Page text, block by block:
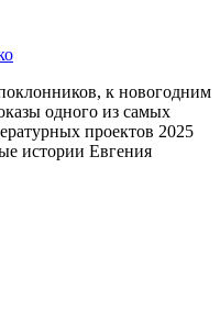
к новогодним
одного из самых
проектов 2025
истории Евгения